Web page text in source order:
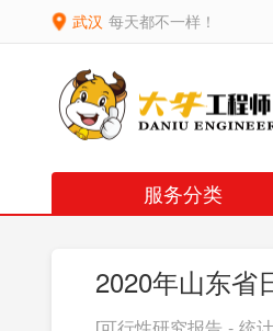
武汉 每天都不一样！
服务分类
2020年山东省